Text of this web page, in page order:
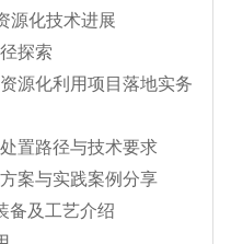
源化技术进展
探索
源化利用项目落地实务
置路径与技术要求
案与实践案例分享
备及工艺介绍